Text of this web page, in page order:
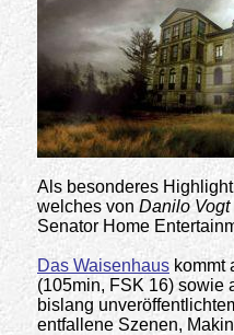
Als besonderes
welches von Danilo Vogt
Senator Home
Das Waisenhaus kommt
(105min, FSK 16) sowie
bislang
entfallene Szenen,